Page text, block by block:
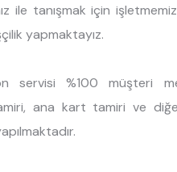
ile tanışmak için
yapmaktayız.
servisi %100 müşteri
ana kart tamiri ve